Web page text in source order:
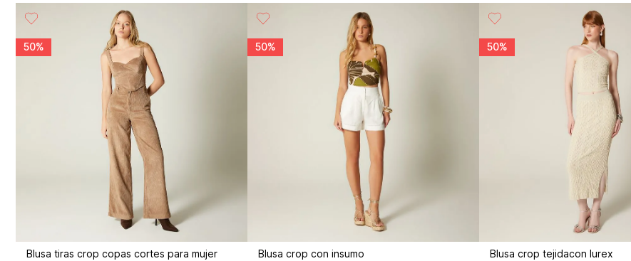
50%
Blusa tiras crop copas cortes para mujer
50%
Blusa crop con insumo
50%
Blusa crop tejidacon lurex